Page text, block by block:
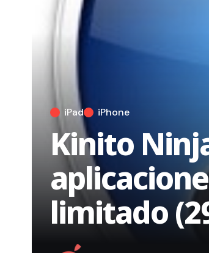
iPad iPhone
Kinito
limitado